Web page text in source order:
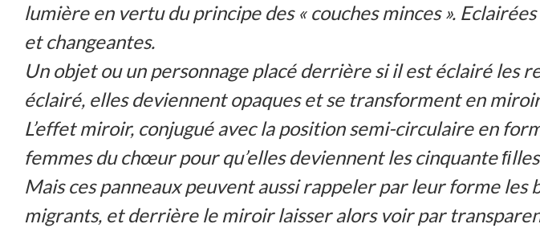
lumière en vertu du principe des « couches minces ».
et changeantes.
Un objet ou un personnage placé derrière si il est éclairé les
éclairé, elles deviennent opaques et se transforment en
L’effet miroir, conjugué avec la position semi-circulaire en
femmes du chœur pour qu’elles deviennent les cinquante
Mais ces panneaux peuvent aussi rappeler par leur forme
migrants, et derrière le miroir laisser alors voir par